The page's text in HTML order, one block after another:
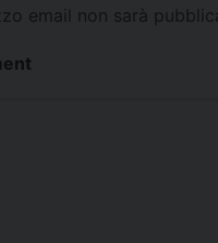
email non sarà